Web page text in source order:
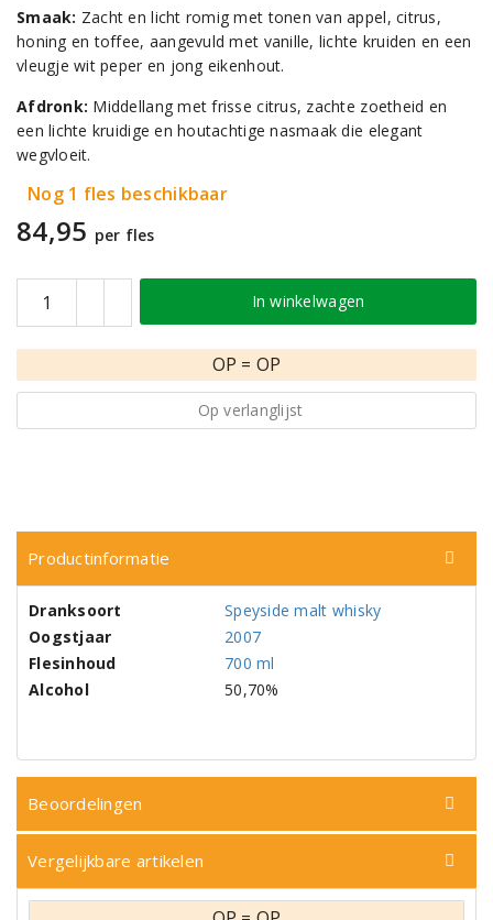
Smaak: Zacht en licht romig met tonen van appel, citrus,
honing en toffee, aangevuld met vanille, lichte kruiden en een
vleugje wit peper en jong eikenhout.
Afdronk: Middellang met frisse citrus, zachte zoetheid en
een lichte kruidige en houtachtige nasmaak die elegant
wegvloeit.
Nog 1 fles beschikbaar
84,95 per fles
In winkelwagen
OP = OP
Op verlanglijst
Productinformatie
Dranksoort
Speyside malt whisky
Oogstjaar
2007
Flesinhoud
700 ml
Alcohol
50,70%
Beoordelingen
Vergelijkbare artikelen